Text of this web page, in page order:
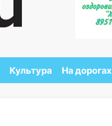
Культура На дорогах